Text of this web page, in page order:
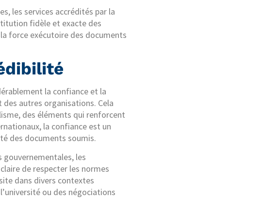
les services accrédités par la
fidèle et exacte des
force exécutoire des documents
la confiance et la
autres organisations. Cela
des éléments qui renforcent
la confiance est un
des documents soumis.
les
de respecter les normes
dans divers contextes
ou des négociations